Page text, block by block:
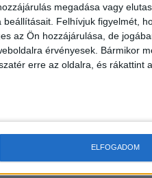
megadása vagy
Felhívjuk figyelmét,
az Ön hozzájárulása, de
érvényesek. Bármikor
erre az oldalra, és rákattint
ELFOGADOM
megoldásokat